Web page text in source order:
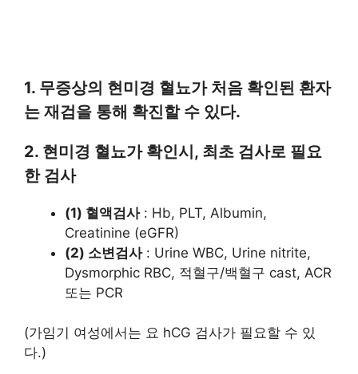
1. 무증상의 현미경 혈뇨가 처음 확인된 환자
는 재검을 통해 확진할 수 있다.
2. 현미경 혈뇨가 확인시, 최초 검사로 필요
한 검사
(1) 혈액검사: Hb, PLT, Albumin,
Creatinine (eGFR)
(2) 소변검사: Urine WBC, Urine nitrite,
Dysmorphic RBC, 적혈구/백혈구 cast, ACR
또는 PCR
(가임기 여성에서는 요 hCG 검사가 필요할 수 있
다.)